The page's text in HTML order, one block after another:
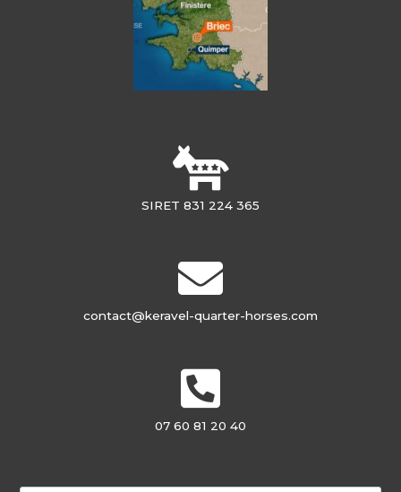
SIRET 831 224 365
contact@keravel-quarter-horses.com
07 60 81 20 40